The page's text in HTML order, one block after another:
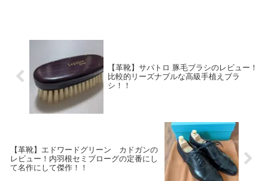
【革靴】サパトロ 豚毛ブラシのレビュー！
比較的リーズナブルな高級手植えブラ
シ！！
【革靴】エドワードグリーン カドガンの
レビュー！内羽根セミブローグの定番にし
て名作にして傑作！！